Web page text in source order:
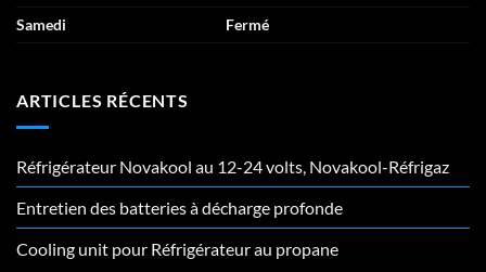
Samedi
Fermé
ARTICLES RÉCENTS
Réfrigérateur Novakool au 12-24 volts, Novakool-Réfrigaz
Entretien des batteries à décharge profonde
Cooling unit pour Réfrigérateur au propane